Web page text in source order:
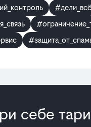
#дели_всё
себе